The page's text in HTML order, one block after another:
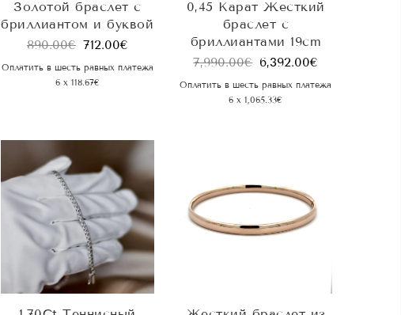
Золотой браслет с
бриллиантом и буквой
890.00€ 712.00€
Оплатить в шесть равных платежа
6 x 118.67€
0,45 Карат Жесткий
браслет с
бриллиантами 19cm
7,990.00€ 6,392.00€
Оплатить в шесть равных платежа
6 x 1,065.33€